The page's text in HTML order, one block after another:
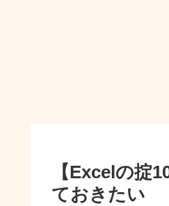
【Excelの掟
ておきたい